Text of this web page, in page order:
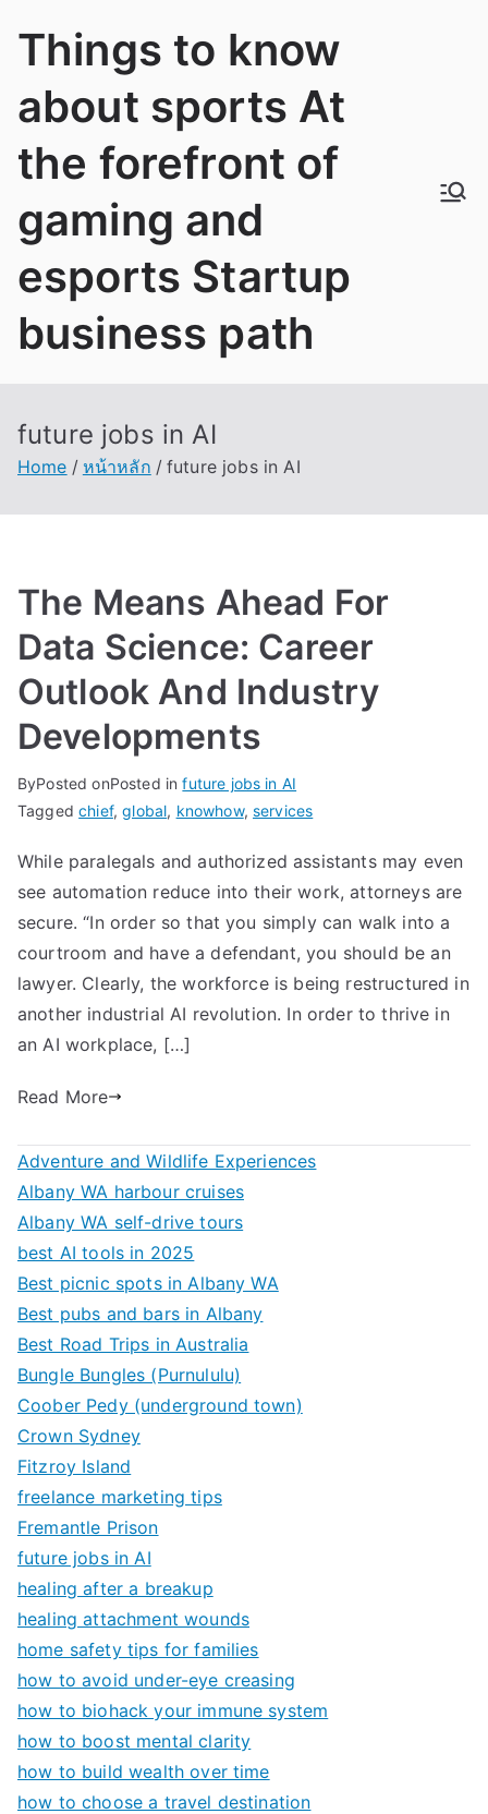
Things to know
about sports At
the forefront of
gaming and
esports Startup
business path
future jobs in AI
Home หน้าหลัก future jobs in AI
The Means Ahead For
Data Science: Career
Outlook And Industry
Developments
ByPosted onPosted infuture jobs in AI
Taggedchief,global, knowhow,services
While paralegals and authorized assistants may even
see automation reduce into their work, attorneys are
secure. “In order so that you simply can walk into a
courtroom and have a defendant, you should be an
lawyer. Clearly, the workforce is being restructured in
another industrial AI revolution. In order to thrive in
an AI workplace, […]
Read More
Adventure and Wildlife Experiences
Albany WA harbour cruises
Albany WA self-drive tours
best AI tools in 2025
Best picnic spots in Albany WA
Best pubs and bars in Albany
Best Road Trips in Australia
Bungle Bungles (Purnululu)
Coober Pedy (underground town)
Crown Sydney
Fitzroy Island
freelance marketing tips
Fremantle Prison
future jobs in AI
healing after a breakup
healing attachment wounds
home safety tips for families
how to avoid under-eye creasing
how to biohack your immune system
how to boost mental clarity
how to build wealth over time
how to choose a travel destination